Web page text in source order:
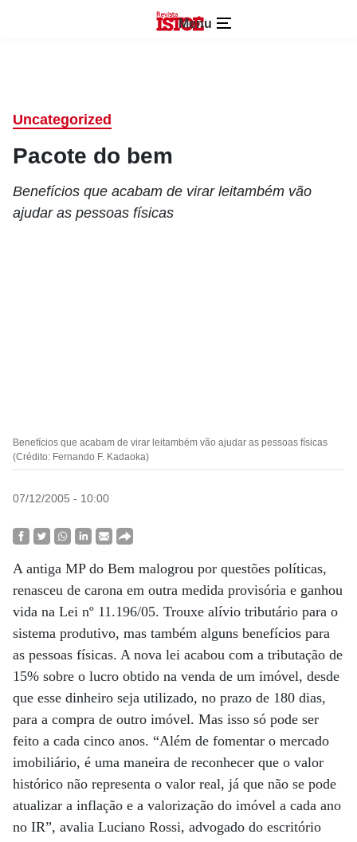
Menu
Uncategorized
Pacote do bem
Benefícios que acabam de virar leitambém vão
ajudar as pessoas físicas
Benefícios que acabam de virar leitambém vão ajudar as pessoas físicas
(Crédito: Fernando F. Kadaoka)
07/12/2005 - 10:00
A antiga MP do Bem malogrou por questões políticas,
renasceu de carona em outra medida provisória e ganhou
vida na Lei nº 11.196/05. Trouxe alívio tributário para o
sistema produtivo, mas também alguns benefícios para
as pessoas físicas. A nova lei acabou com a tributação de
15% sobre o lucro obtido na venda de um imóvel, desde
que esse dinheiro seja utilizado, no prazo de 180 dias,
para a compra de outro imóvel. Mas isso só pode ser
feito a cada cinco anos. “Além de fomentar o mercado
imobiliário, é uma maneira de reconhecer que o valor
histórico não representa o valor real, já que não se pode
atualizar a inflação e a valorização do imóvel a cada ano
no IR”, avalia Luciano Rossi, advogado do escritório